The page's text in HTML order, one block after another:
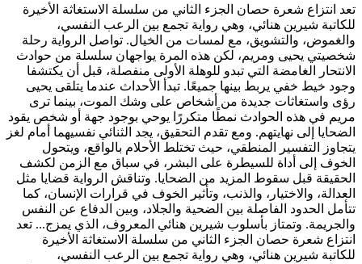
تعد انتزاع شعرة حصان الجزء الثاني من سلسلة الاستغاثة الأخيرة
للكاتبة شيرين هنائي، وهي رواية تجمع بين الرعب النفسي،
والغموض، والتشويق، مع لمسات من الخيال. تواصل الرواية رحلة
شخصيتي يحيى ومريم، لكن هذه المرة يواجهان سلسلة من حوادث
الانتحار الغامضة التي تبدو للوهلة الأولى منفصلة، قبل أن يكتشفا
وجود خيط خفي يربط بينها جميعًا. تبدأ الأحداث عندما يتلقى يحيى
رؤى واستغاثات جديدة من أشخاص على وشك الموت، بينما ترى
مريم في هذه الحوادث نمطًا متكررًا يوحي بوجود جهة أو شخص يقود
الضحايا إلى نهايتهم. ومع تقدم التحقيق، يجد الثنائي نفسيهما أمام لغز
يتجاوز التفسير المنطقي، حيث تختلط الأحلام بالواقع، ويتحول
الخوف إلى أداة للسيطرة على البشر، في سباق مع الزمن لكشف
الحقيقة قبل سقوط المزيد من الضحايا. وتناقش الرواية قضايا مثل
العدالة، والاختيار، والذنب، وتأثير الخوف في قرارات الإنسان، كما
تتأمل الحدود الفاصلة بين الضحية والجلاد، وبين الدفاع عن النفس
والجريمة. وتمتاز بأسلوب شيرين هنائي المعروف، الذي يمزج... تعد
انتزاع شعرة حصان الجزء الثاني من سلسلة الاستغاثة الأخيرة
للكاتبة شيرين هنائي، وهي رواية تجمع بين الرعب النفسي،